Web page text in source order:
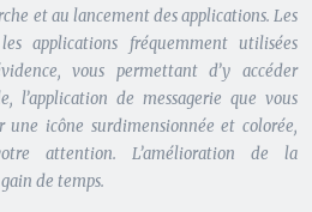
et au lancement des applications. Les
applications fréquemment utilisées
vous permettant d’y accéder
l’application de messagerie que vous
icône surdimensionnée et colorée,
attention. L’amélioration de la
de temps.